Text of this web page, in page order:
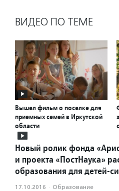
ВИДЕО ПО ТЕМЕ
Вышел фильм о поселке для
приемных семей в Иркутской
области
Новый ролик фонда
и проекта «ПостНаука»
образования для детей-
17.10.2016 · Образование